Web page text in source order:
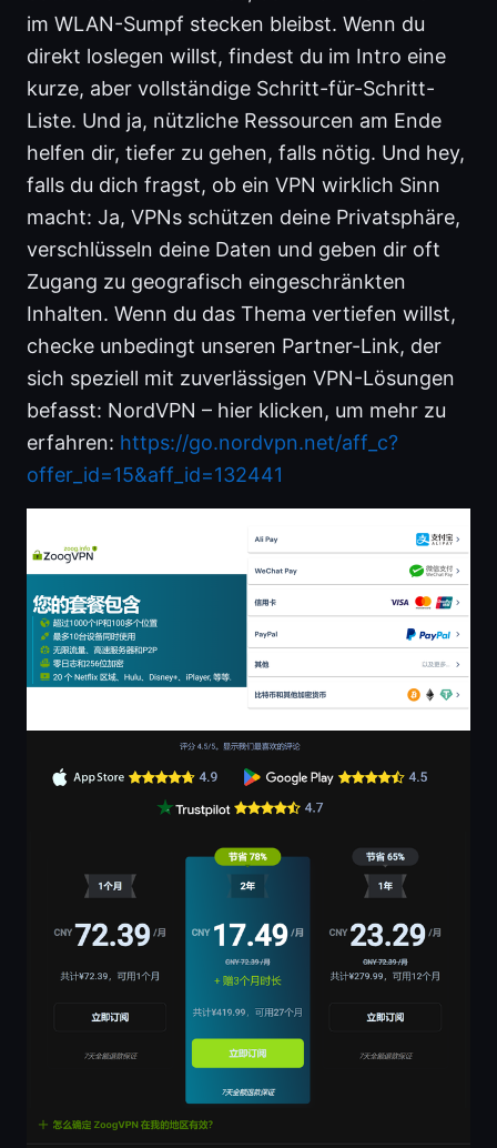
im WLAN-Sumpf stecken bleibst. Wenn du
direkt loslegen willst, findest du im Intro eine
kurze, aber vollständige Schritt-für-Schritt-
Liste. Und ja, nützliche Ressourcen am Ende
helfen dir, tiefer zu gehen, falls nötig. Und hey,
falls du dich fragst, ob ein VPN wirklich Sinn
macht: Ja, VPNs schützen deine Privatsphäre,
verschlüsseln deine Daten und geben dir oft
Zugang zu geografisch eingeschränkten
Inhalten. Wenn du das Thema vertiefen willst,
checke unbedingt unseren Partner-Link, der
sich speziell mit zuverlässigen VPN-Lösungen
befasst: NordVPN – hier klicken, um mehr zu
erfahren: https://go.nordvpn.net/aff_c?
offer_id=15&aff_id=132441